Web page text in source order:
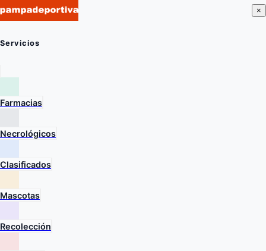
×
Servicios
Farmacias
Necrológicos
Clasificados
Mascotas
Recolección